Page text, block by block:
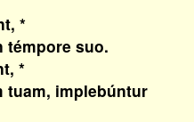
*
suo.
*
implebúntur